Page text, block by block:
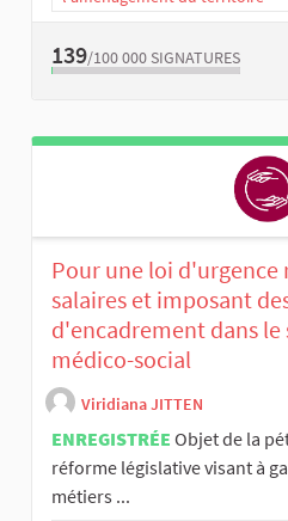
139/100 000 SIGNATURES
Pour une loi d'urgence
salaires et imposant
d'encadrement dans le
médico-social
Viridiana JITTEN
ENREGISTRÉE Objet de la
réforme législative visant à
métiers ...